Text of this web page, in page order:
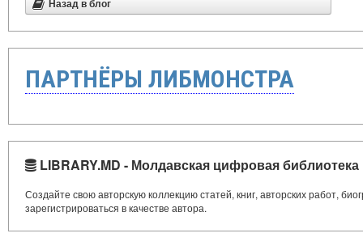
Назад в блог
ПАРТНЁРЫ ЛИБМОНСТРА
LIBRARY.MD - Молдавская цифровая библиотека
Создайте свою авторскую коллекцию статей, книг, авторских работ,
зарегистрироваться в качестве автора.